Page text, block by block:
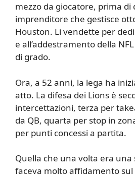
mezzo da giocatore, prima
imprenditore che gestisce
Houston. Li vendette per
e all’addestramento della
di grado.
Ora, a 52 anni, la lega ha
atto. La difesa dei Lions è
intercettazioni, terza per
da QB, quarta per stop in
per punti concessi a partita.
Quella che una volta era una
faceva molto affidamento sul